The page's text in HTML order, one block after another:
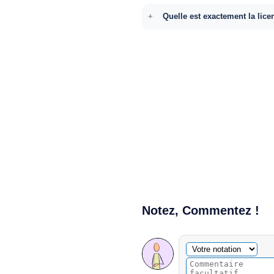
Quelle est exactement la
Notez, Commentez !
Commentaire facultatif
Votre notation